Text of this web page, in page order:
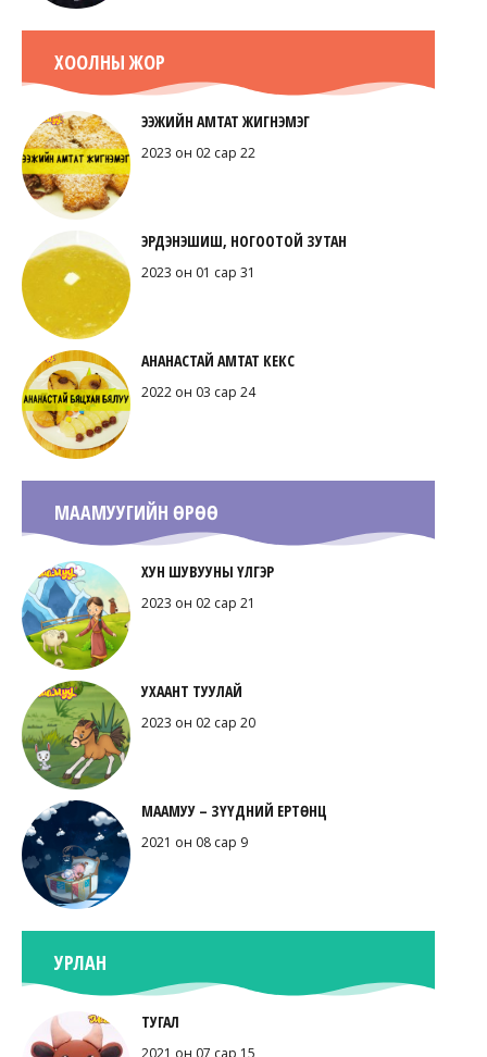
ХООЛНЫ ЖОР
ЭЭЖИЙН АМТАТ ЖИГНЭМЭГ
2023 он 02 сар 22
ЭРДЭНЭШИШ, НОГООТОЙ ЗУТАН
2023 он 01 сар 31
АНАНАСТАЙ АМТАТ КЕКС
2022 он 03 сар 24
МААМУУГИЙН ӨРӨӨ
ХУН ШУВУУНЫ ҮЛГЭР
2023 он 02 сар 21
УХААНТ ТУУЛАЙ
2023 он 02 сар 20
МААМУУ – ЗҮҮДНИЙ ЕРТӨНЦ
2021 он 08 сар 9
УРЛАН
ТУГАЛ
2021 он 07 сар 15